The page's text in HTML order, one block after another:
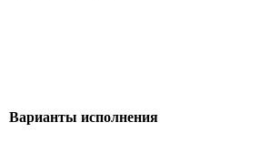
Варианты исполнения